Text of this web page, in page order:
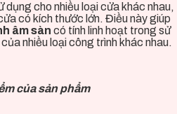
cho nhiều loại cửa khác nhau,
có kích thước lớn. Điều này giúp
âm sàn có tính linh hoạt trong sử
nhiều loại công trình khác nhau.
của sản phẩm